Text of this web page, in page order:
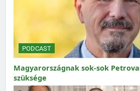
PODCAST
Magyarországnak sok-sok
szüksége